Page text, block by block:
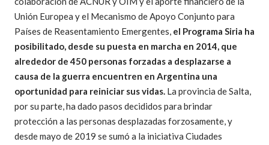
Unión Europea y el Mecanismo de Apoyo Conjunto para
Países de Reasentamiento Emergentes, el Programa Siria ha
posibilitado, desde su puesta en marcha en 2014, que
alrededor de 450 personas forzadas a desplazarse a
causa de la guerra encuentren en Argentina una
oportunidad para reiniciar sus vidas. La provincia de Salta,
por su parte, ha dado pasos decididos para brindar
protección a las personas desplazadas forzosamente, y
desde mayo de 2019 se sumó a la iniciativa Ciudades